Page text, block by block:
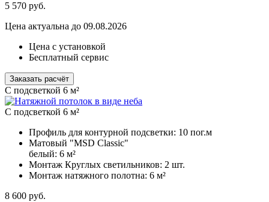
5 570 руб.
Цена актуальна до 09.08.2026
Цена с установкой
Бесплатный сервис
Заказать расчёт
C подсветкой 6 м²
C подсветкой 6 м²
Профиль для контурной подсветки: 10 пог.м
Матовый "MSD Classic"
белый: 6 м²
Монтаж Круглых светильников: 2 шт.
Монтаж натяжного полотна: 6 м²
8 600 руб.